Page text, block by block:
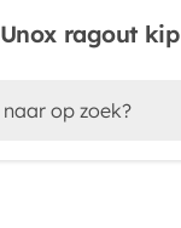
Unox ragout kip